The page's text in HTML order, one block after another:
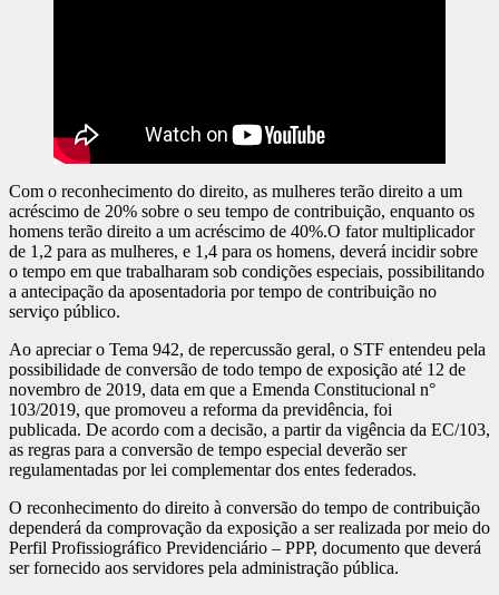
Com o reconhecimento do direito, as mulheres terão direito a um
acréscimo de 20% sobre o seu tempo de contribuição, enquanto os
homens terão direito a um acréscimo de 40%.O fator multiplicador
de 1,2 para as mulheres, e 1,4 para os homens, deverá incidir sobre
o tempo em que trabalharam sob condições especiais, possibilitando
a antecipação da aposentadoria por tempo de contribuição no
serviço público.
Ao apreciar o Tema 942, de repercussão geral, o STF entendeu pela
possibilidade de conversão de todo tempo de exposição até 12 de
novembro de 2019, data em que a Emenda Constitucional n°
103/2019, que promoveu a reforma da previdência, foi
publicada. De acordo com a decisão, a partir da vigência da EC/103,
as regras para a conversão de tempo especial deverão ser
regulamentadas por lei complementar dos entes federados.
O reconhecimento do direito à conversão do tempo de contribuição
dependerá da comprovação da exposição a ser realizada por meio do
Perfil Profissiográfico Previdenciário – PPP, documento que deverá
ser fornecido aos servidores pela administração pública.